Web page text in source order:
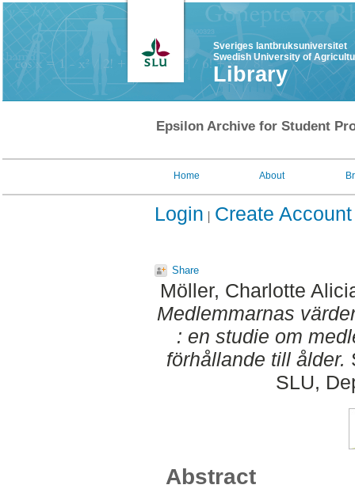
Sveriges lantbruksuniversitet
Swedish University of
Library
Epsilon Archive for Student
Home About
Login Create Account
Share
Möller, Charlotte
Medlemmarnas
: en studie om
förhållande till ålder.
SLU,
Abstract